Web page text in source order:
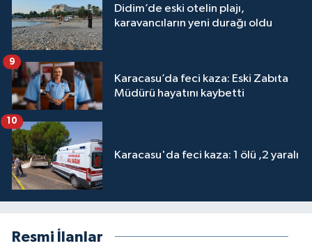
Didim’de eski otelin plajı,
karavancıların yeni durağı oldu
Karacasu’da feci kaza: Eski Zabıta
Müdürü hayatını kaybetti
9
Karacasu'da feci kaza: 1 ölü ,2 yaralı
10
Resmi İlanlar